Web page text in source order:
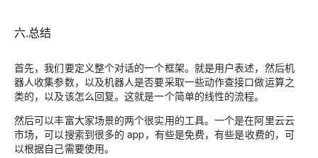
六.总结
首先，我们要定义整个对话的一个框架。就是用户表述，然后机
器人收集参数，以及机器人是否要采取一些动作查接口做运算之
类的，以及该怎么回复。这就是一个简单的线性的流程。
然后可以丰富大家场景的两个很实用的工具。一个是在阿里云云
市场，可以搜索到很多的 app，有些是免费，有些是收费的，可
以根据自己需要使用。